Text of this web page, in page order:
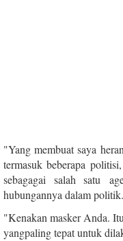
"Yang membuat saya
termasuk beberapa
sebagagai salah satu
hubungannya dalam
"Kenakan masker Anda.
yangpaling tepat untuk